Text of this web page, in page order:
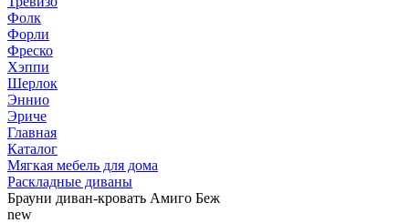
Фолк
Форли
Фреско
Хэппи
Шерлок
Эннио
Эриче
Главная
Каталог
Мягкая мебель для дома
Раскладные диваны
Брауни диван-кровать Амиго Беж
new